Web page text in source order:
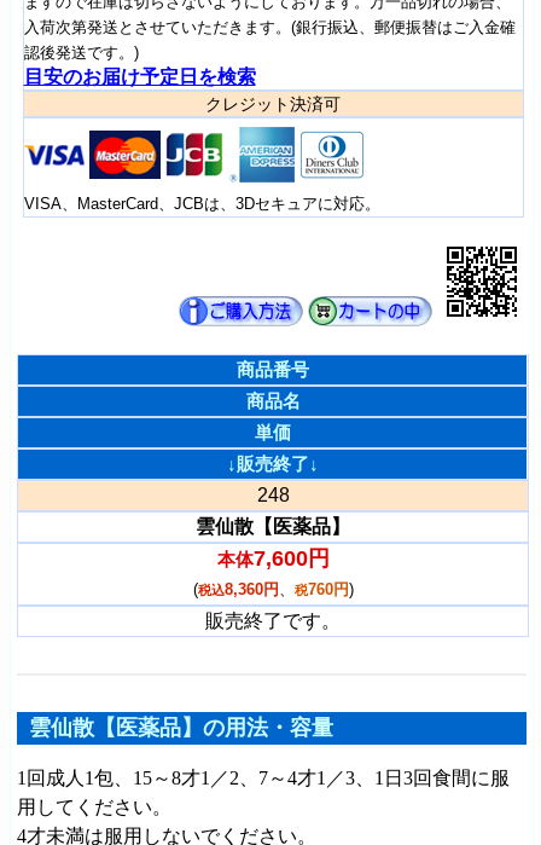
入荷次第発送とさせていただきます。(銀行振込、郵便振替はご入金確
認後発送です。)
目安のお届け予定日を検索
クレジット決済可
VISA、MasterCard、JCBは、3Dセキュアに対応。
商品番号
商品名
単価
↓販売終了↓
248
雲仙散【医薬品】
本体7,600円
(税込8,360円 、 税760円)
販売終了です。
雲仙散【医薬品】の用法・容量
1回成人1包、15～8才1／2、7～4才1／3、1日3回食間に服
用してください。
4才未満は服用しないでください。